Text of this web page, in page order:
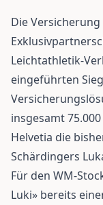
Die
Leichtathletik-
eingeführten
insgesamt
Helvetia die
Schärdingers
Für den WM-
Luki» bereits